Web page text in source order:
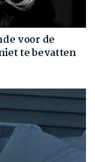
voor de
te bevatten